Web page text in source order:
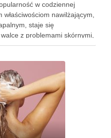
w codziennej
nawilżającym,
staje się
z problemami skórnymi,
podrażnienia. Jej działanie